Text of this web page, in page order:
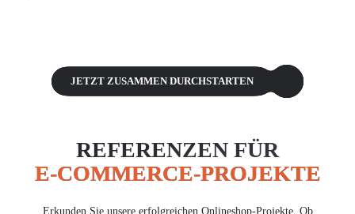
JETZT ZUSAMMEN DURCHSTARTEN
REFERENZEN FÜR
E-COMMERCE-PROJEKTE
Erkunden Sie unsere erfolgreichen Onlineshop-Projekte. Ob